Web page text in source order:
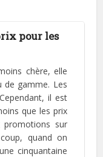
pour les
chère, elle
de gamme. Les
il est
que les prix
promotions sur
quand on
cinquantaine